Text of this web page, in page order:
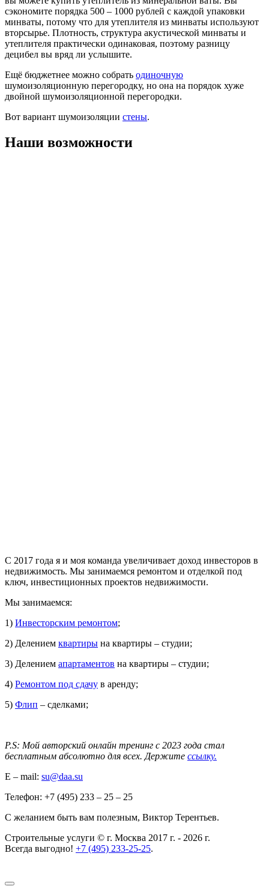
сэкономите порядка 500 – 1000 рублей с каждой упаковки
минваты, потому что для утеплителя из минваты используют
вторсырье. Плотность, структура акустической минваты и
утеплителя практически одинаковая, поэтому разницу
децибел вы вряд ли услышите.
Ещё бюджетнее можно собрать одиночную
шумоизоляционную перегородку, но она на порядок хуже
двойной шумоизоляционной перегородки.
Вот вариант шумоизоляции стены.
Наши возможности
С 2017 года я и моя команда увеличивает доход инвесторов в
недвижимость. Мы занимаемся ремонтом и отделкой под
ключ, инвестиционных проектов недвижимости.
Мы занимаемся:
1) Инвесторским ремонтом;
2) Делением квартиры на квартиры – студии;
3) Делением апартаментов на квартиры – студии;
4) Ремонтом под сдачу в аренду;
5) Флип – сделками;
P.S: Мой авторский онлайн тренинг с 2023 года стал
бесплатным абсолютно для всех. Держите ссылку.
E – mail: su@daa.su
Телефон: +7 (495) 233 – 25 – 25
С желанием быть вам полезным, Виктор Терентьев.
Строительные услуги © г. Москва 2017 г. - 2026 г.
Всегда выгодно! +7 (495) 233-25-25.